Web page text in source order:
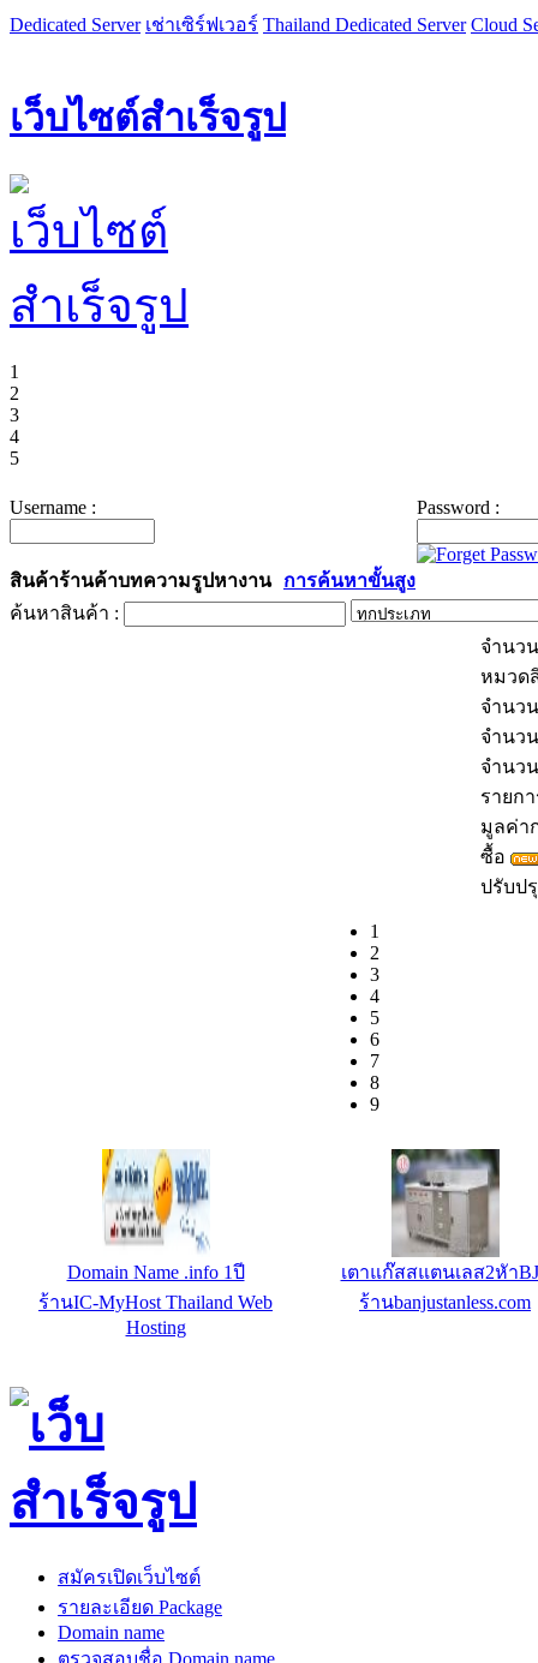
Dedicated Server เช่าเซิร์ฟเวอร์ Thailand Dedicated Server Cloud
เว็บไซต์สำเร็จรูป
1
2
3
4
5
Username : Password :
สินค้าร้านค้าบทความรูปหางาน
การค้นหาขั้นสูง
ค้นหาสินค้า :
จำนว
หมวด
จำนว
จำนว
จำนวน
รายก
มูลค่า
ซื้อ
ปรับป
1
2
3
4
5
6
7
8
9
Windows Web Hosting W1 - 1080 ฿/
ปี
ร้านIC-MyHost Thailand Web
ชุดโฮมยิม 1.5 สถานี รุ่น
ร้านคอนโดฟิตเนสช็อป : ร้
สมัครเปิดเว็บไซต์
รายละเอียด Package
Domain name